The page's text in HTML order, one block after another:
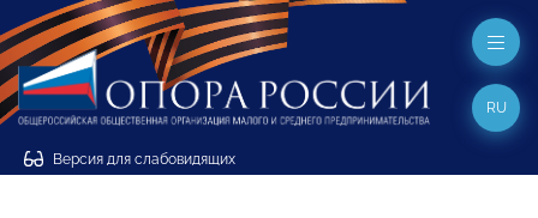
Версия для слабовидящих
RU